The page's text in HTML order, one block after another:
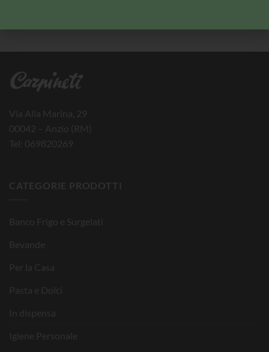
Via Alla Marina, 29
00042 – Anzio (RM)
Tel: 069820269
CATEGORIE PRODOTTI
Banco Frigo e Surgelati
Bevande
Per la Casa
Pasta e Dolci
In dispensa
Igiene Personale